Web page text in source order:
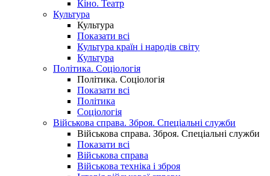
Кіно. Театр
Культура
Культура
Показати всі
Культура країн і народів світу
Культура
Політика. Соціологія
Політика. Соціологія
Показати всі
Політика
Соціологія
Військова справа. Зброя. Спеціальні служби
Військова справа. Зброя. Спеціальні служби
Показати всі
Військова справа
Військова техніка і зброя